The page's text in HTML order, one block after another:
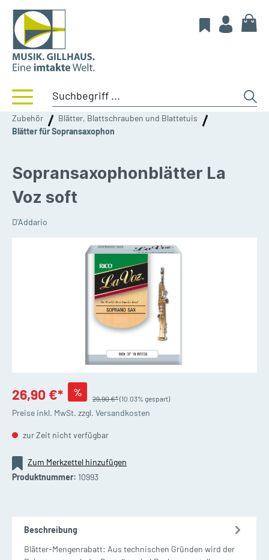
Zubehör
Blätter, Blattschrauben und Blattetuis
Blätter für Sopransaxophon
Sopransaxophonblätter La
Voz soft
D'Addario
26,90 €* % 29,90 €*(10.03% gespart)
Preise inkl. MwSt. zzgl. Versandkosten
zur Zeit nicht verfügbar
Zum Merkzettel hinzufügen
Produktnummer: 10993
Beschreibung
Blätter-Mengenrabatt: Aus technischen Gründen wird der